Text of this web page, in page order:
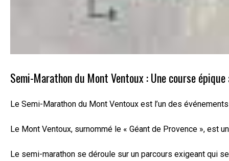
Semi-Marathon du Mont Ventoux : Une course
Le Semi-Marathon du Mont Ventoux est l’un des
Le Mont Ventoux, surnommé le « Géant de Provence », est
Le semi-marathon se déroule sur un parcours exigeant qui